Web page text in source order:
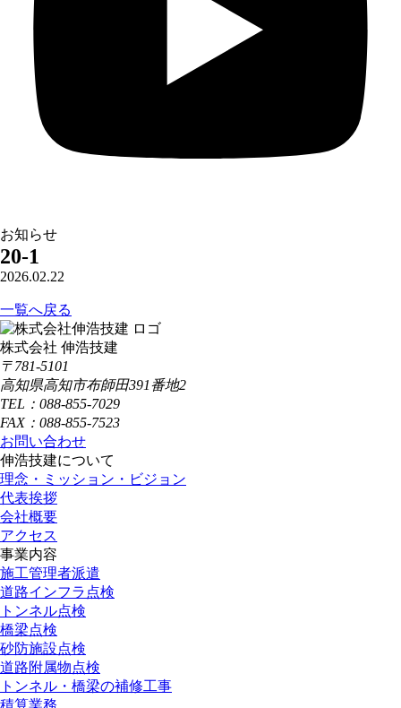
お知らせ
20-1
2026.02.22
一覧へ戻る
株式会社 伸浩技建
〒781-5101
高知県高知市布師田391番地2
TEL：088-855-7029
FAX：088-855-7523
お問い合わせ
伸浩技建について
理念・ミッション・ビジョン
代表挨拶
会社概要
アクセス
事業内容
施工管理者派遣
道路インフラ点検
トンネル点検
橋梁点検
砂防施設点検
道路附属物点検
トンネル・橋梁の補修工事
積算業務